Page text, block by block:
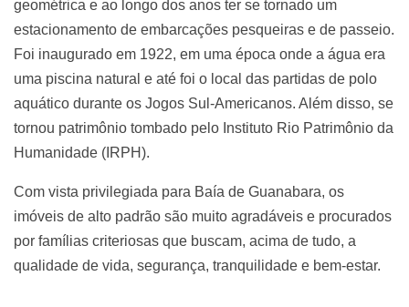
geométrica e ao longo dos anos ter se tornado um
estacionamento de embarcações pesqueiras e de passeio.
Foi inaugurado em 1922, em uma época onde a água era
uma piscina natural e até foi o local das partidas de polo
aquático durante os Jogos Sul-Americanos. Além disso, se
tornou patrimônio tombado pelo Instituto Rio Patrimônio da
Humanidade (IRPH).
Com vista privilegiada para Baía de Guanabara, os
imóveis de alto padrão são muito agradáveis e procurados
por famílias criteriosas que buscam, acima de tudo, a
qualidade de vida, segurança, tranquilidade e bem-estar.